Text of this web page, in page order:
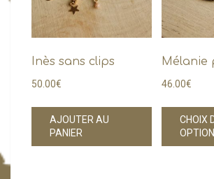
Inès sans clips
50.00€
AJOUTER AU
PANIER
Mélanie
46.00€
CHOIX